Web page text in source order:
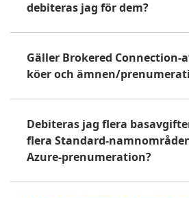
debiteras jag för dem?
Gäller Brokered Connection-
köer och ämnen/
Debiteras jag flera
flera Standard-
Azure-prenumeration?